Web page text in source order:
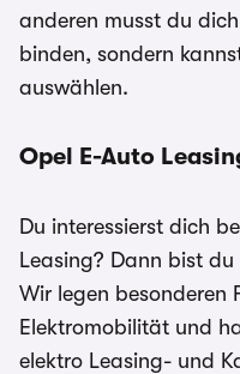
anderen musst du
binden, sondern
auswählen.
Opel E-Auto
Du interessierst dich
Leasing? Dann bist
Wir legen besonderen
Elektromobilität und
elektro Leasing- und